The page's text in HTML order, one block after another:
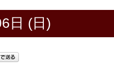
日 (日)